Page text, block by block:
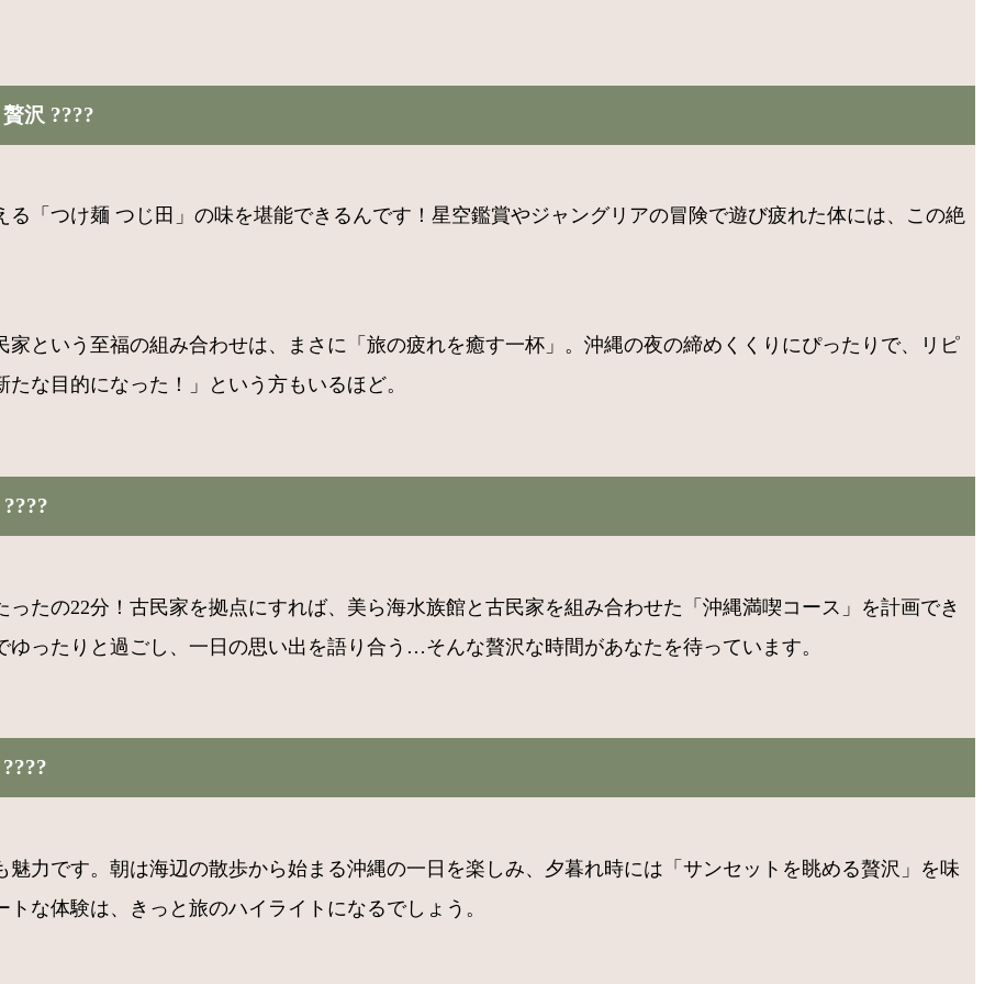
沢 ????
「つけ麺 つじ田」の味を堪能できるんです！星空鑑賞やジャングリアの冒険で遊び疲れた体には、この絶
という至福の組み合わせは、まさに「旅の疲れを癒す一杯」。沖縄の夜の締めくくりにぴったりで、リピ
な目的になった！」という方もいるほど。
たの22分！古民家を拠点にすれば、美ら海水族館と古民家を組み合わせた「沖縄満喫コース」を計画でき
ったりと過ごし、一日の思い出を語り合う…そんな贅沢な時間があなたを待っています。
力です。朝は海辺の散歩から始まる沖縄の一日を楽しみ、夕暮れ時には「サンセットを眺める贅沢」を味
な体験は、きっと旅のハイライトになるでしょう。